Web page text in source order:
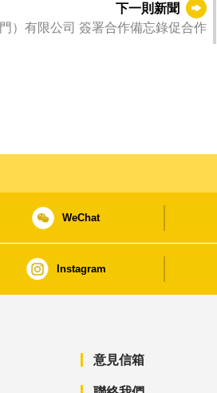
下一則新聞
）有限公司 簽署合作備忘錄促合作
WeChat
Instagram
意見信箱